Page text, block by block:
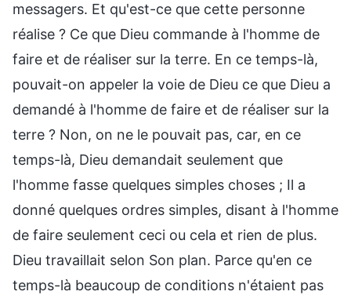
messagers. Et qu'est-ce que cette personne
réalise ? Ce que Dieu commande à l'homme de
faire et de réaliser sur la terre. En ce temps-là,
pouvait-on appeler la voie de Dieu ce que Dieu a
demandé à l'homme de faire et de réaliser sur la
terre ? Non, on ne le pouvait pas, car, en ce
temps-là, Dieu demandait seulement que
l'homme fasse quelques simples choses ; Il a
donné quelques ordres simples, disant à l'homme
de faire seulement ceci ou cela et rien de plus.
Dieu travaillait selon Son plan. Parce qu'en ce
temps-là beaucoup de conditions n'étaient pas